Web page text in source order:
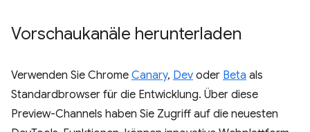
Vorschaukanäle herunterladen
Verwenden Sie Chrome Canary, Dev oder Beta als
Standardbrowser für die Entwicklung. Über diese
Preview-Channels haben Sie Zugriff auf die neuesten